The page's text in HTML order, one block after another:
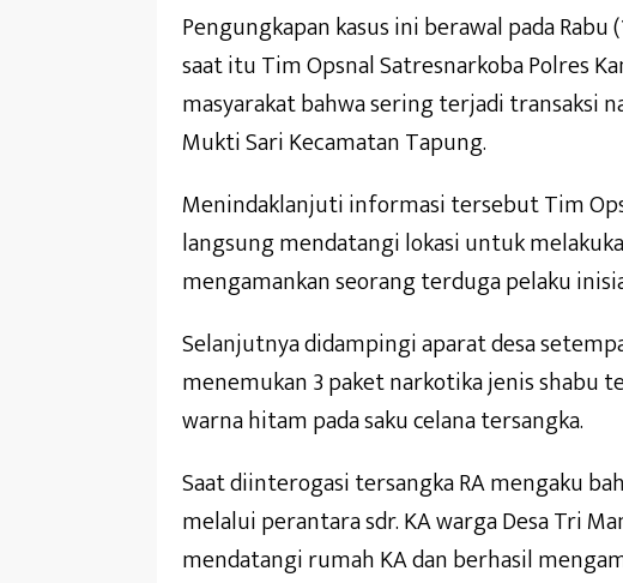
Pengungkapan kasus ini berawal pada
saat itu Tim Opsnal Satresnarkoba Polres
masyarakat bahwa sering terjadi transaksi
Mukti Sari Kecamatan Tapung.
Menindaklanjuti informasi tersebut Tim
langsung mendatangi lokasi untuk
mengamankan seorang terduga pelaku
Selanjutnya didampingi aparat desa
menemukan 3 paket narkotika jenis shabu
warna hitam pada saku celana tersangka.
Saat diinterogasi tersangka RA mengaku
melalui perantara sdr. KA warga Desa Tri
mendatangi rumah KA dan berhasil